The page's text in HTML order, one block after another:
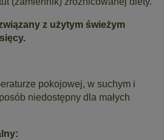
z użytym świeżym
pokojowej, w suchym i
niedostępny dla małych